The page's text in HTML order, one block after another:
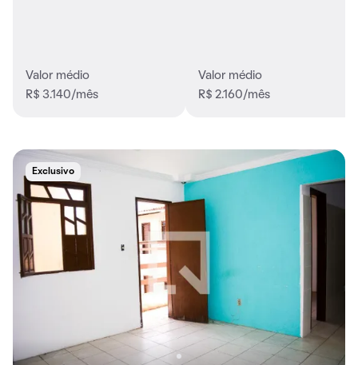
Valor médio
R$ 3.140/mês
Valor médio
R$ 2.160/mês
Exclusivo